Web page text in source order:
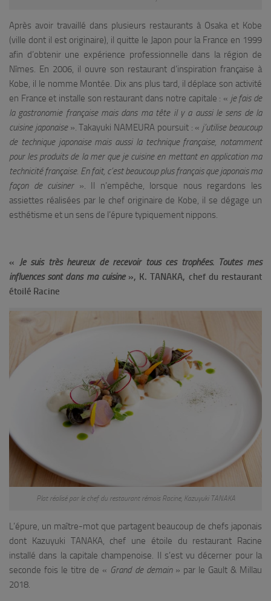
Après avoir travaillé dans plusieurs restaurants à Osaka et Kobe
(ville dont il est originaire), il quitte le Japon pour la France en 1999
afin d’obtenir une expérience professionnelle dans la région de
Nîmes. En 2006, il ouvre son restaurant d’inspiration française à
Kobe, il le nomme Montée. Dix ans plus tard, il déplace son activité
en France et installe son restaurant dans notre capitale : « je fais de
la gastronomie française mais dans ma tête il y a aussi le sens de la
cuisine japonaise». Takayuki NAMEURA poursuit : « j’utilise beaucoup
de technique japonaise mais aussi la technique française, notamment
pour les produits de la mer que je cuisine en mettant en application ma
technicité française. En fait, c’est beaucoup plus français que japonais ma
façon de cuisiner». Il n’empêche, lorsque nous regardons les
assiettes réalisées par le chef originaire de Kobe, il se dégage un
esthétisme et un sens de l’épure typiquement nippons.
« Je suis très heureux de recevoir tous ces trophées. Toutes mes
influences sont dans ma cuisine», K. TANAKA, chef du restaurant
étoilé Racine
Plat réalisé par le chef du restaurant rémois Racine, Kazuyuki TANAKA
L’épure, un maître-mot que partagent beaucoup de chefs japonais
dont Kazuyuki TANAKA, chef une étoile du restaurant Racine
installé dans la capitale champenoise. Il s’est vu décerner pour la
seconde fois le titre de « Grand de demain» par le Gault & Millau
2018.